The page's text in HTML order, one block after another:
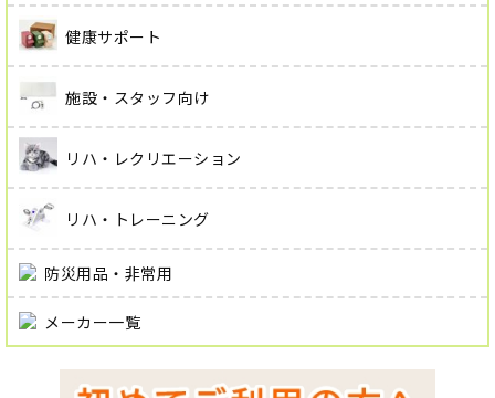
健康サポート
施設・スタッフ向け
リハ・レクリエーション
リハ・トレーニング
防災用品・非常用
メーカー一覧